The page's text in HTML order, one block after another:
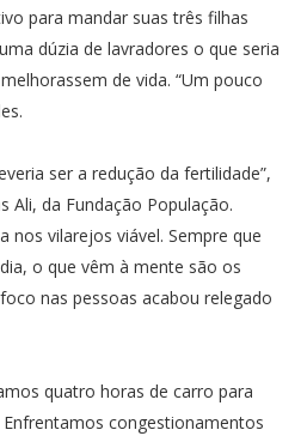
para mandar suas três filhas
dúzia de lavradores o que seria
de vida. “Um pouco
ser a redução da fertilidade”,
Ali, da Fundação População.
nos vilarejos viável. Sempre que
o que vêm à mente são os
nas pessoas acabou relegado
quatro horas de carro para
congestionamentos